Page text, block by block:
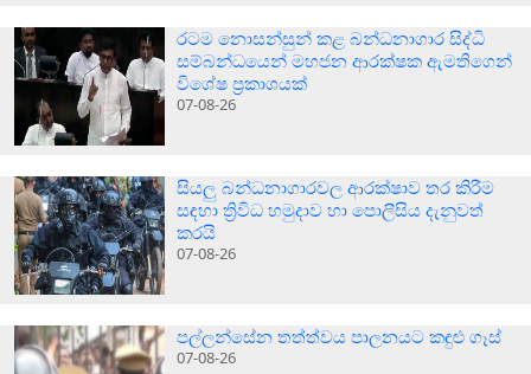
රටම නොසන්සුන් කළ බන්ධනාගාර සිද්ධි
සම්බන්ධයෙන් මහජන ආරක්ෂක ඇමතිගෙන්
විශේෂ ප්‍රකාශයක්
07-08-26
සියලු බන්ධනාගාරවල ආරක්ෂාව තර කිරීම
සඳහා ත්‍රිවිධ හමුදාව හා පොලීසිය දැනුවත්
කරයි
07-08-26
පල්ලන්සේන තත්ත්වය පාලනයට කඳුළු ගෑස්
07-08-26